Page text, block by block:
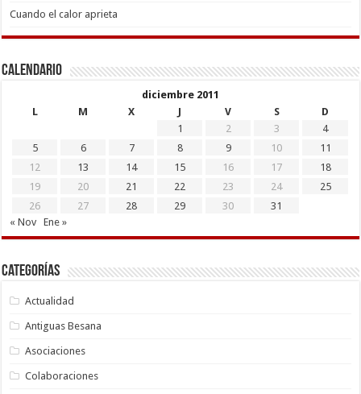
Cuando el calor aprieta
Calendario
diciembre 2011
L
M X J V S
D
1
2 3
4
5
6 7 8 9 10
11
12
13 14 15 16 17
18
19
20 21 22 23 24
25
26
27 28 29 30
31
« Nov
Ene »
Categorías
Actualidad
Antiguas Besana
Asociaciones
Colaboraciones